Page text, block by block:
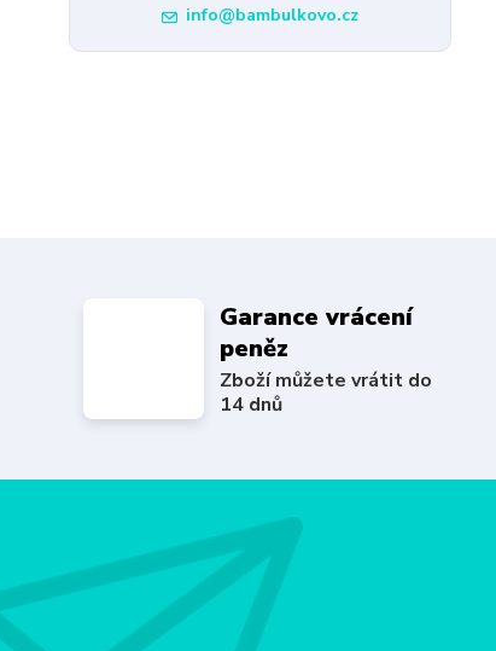
info@bambulkovo.cz
Garance vrácení
peněz
Zboží můžete vrátit do
14 dnů